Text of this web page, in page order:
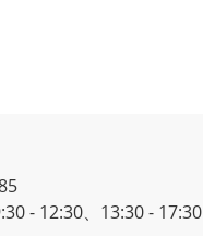
- 12:30、13:30 - 17:30